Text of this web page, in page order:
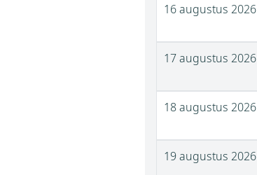
16 augustus 2026
17 augustus 2026
18 augustus 2026
19 augustus 2026